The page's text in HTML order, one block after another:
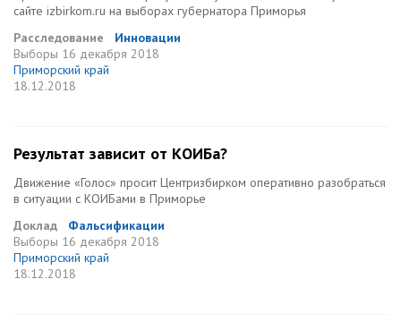
сайте izbirkom.ru на выборах губернатора Приморья
Расследование
Инновации
Выборы 16 декабря 2018
Приморский край
18.12.2018
Результат зависит от КОИБа?
Движение «Голос» просит Центризбирком оперативно разобраться
в ситуации с КОИБами в Приморье
Доклад
Фальсификации
Выборы 16 декабря 2018
Приморский край
18.12.2018